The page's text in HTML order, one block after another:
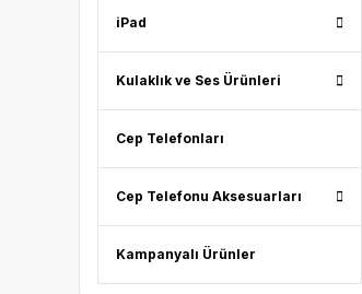
iPad
Kulaklık ve Ses Ürünleri
Cep Telefonları
Cep Telefonu Aksesuarları
Kampanyalı Ürünler